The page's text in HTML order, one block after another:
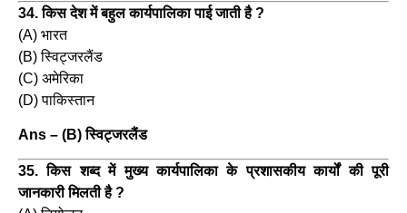
34. किस देश में बहुल कार्यपालिका पाई जाती है ?
(A) भारत
(B) स्विट्जरलैंड
(C) अमेरिका
(D) पाकिस्तान
Ans – (B) स्विट्जरलैंड
35. किस शब्द में मुख्य कार्यपालिका के प्रशासकीय कार्यों की पूरी
जानकारी मिलती है ?